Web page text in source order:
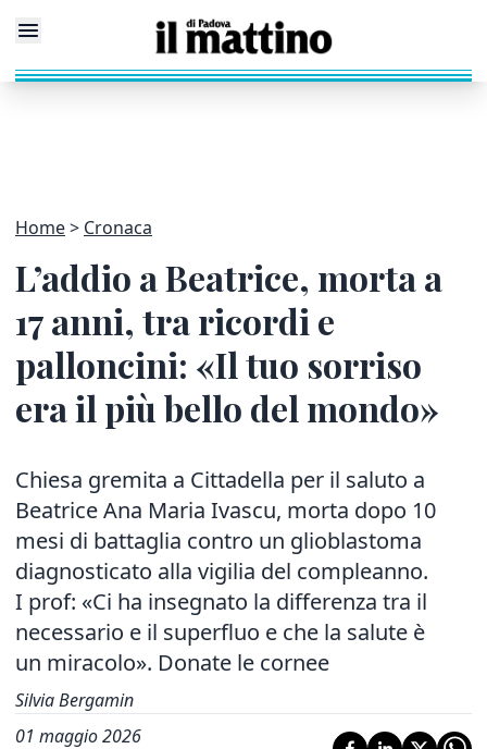
Home Cronaca
L’addio a Beatrice, morta a
17 anni, tra ricordi e
palloncini: «Il tuo sorriso
era il più bello del mondo»
Chiesa gremita a Cittadella per il saluto a
Beatrice Ana Maria Ivascu, morta dopo 10
mesi di battaglia contro un glioblastoma
diagnosticato alla vigilia del compleanno.
I prof: «Ci ha insegnato la differenza tra il
necessario e il superfluo e che la salute è
un miracolo». Donate le cornee
Silvia Bergamin
01 maggio 2026